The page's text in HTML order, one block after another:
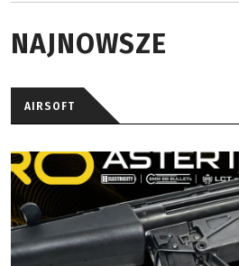
NAJNOWSZE
AIRSOFT